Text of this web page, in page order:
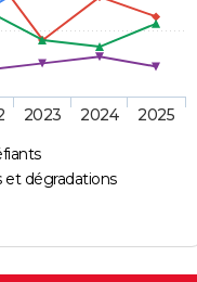
et dégradations
2023 2024 2025